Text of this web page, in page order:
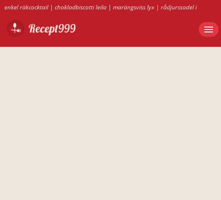
enkel räkcocktail| chokladbiscotti leila| marängsviss lyx| rådjurssadel i
stekpåse
|räkcocktail halv åtta hos mig
|
hamburgerbröd bakpulver